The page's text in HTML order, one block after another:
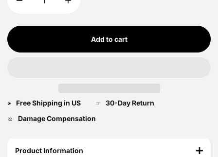
Add to cart
※ Free Shipping in US ☞ 30-Day Return
☺ Damage Compensation
Product Information